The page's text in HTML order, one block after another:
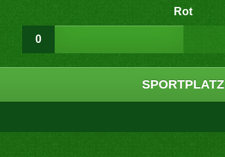
Rot
0
SPORTPLATZ